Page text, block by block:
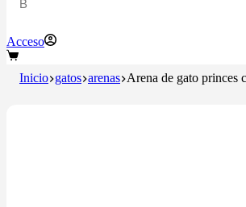
Acceso
Inicio gatos arenas Arena de gato princes